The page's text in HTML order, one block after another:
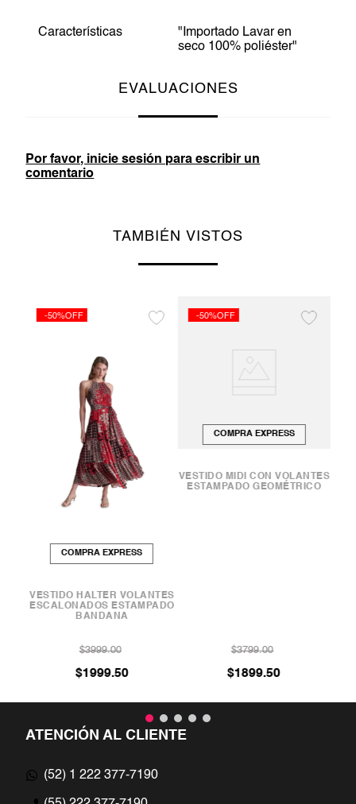
Características
"Importado Lavar en
seco 100% poliéster"
EVALUACIONES
Por favor, inicie sesión para escribir un
comentario
TAMBIÉN VISTOS
-50%OFF
COMPRA EXPRESS
VESTIDO HALTER VOLANTES
ESCALONADOS ESTAMPADO
BANDANA
$3999.00
$1999.50
-50%OFF
COMPRA EXPRESS
VESTIDO MIDI CON VOLANTES
ESTAMPADO GEOMÉTRICO
$3799.00
$1899.50
ATENCIÓN AL CLIENTE
(52) 1 222 377-7190